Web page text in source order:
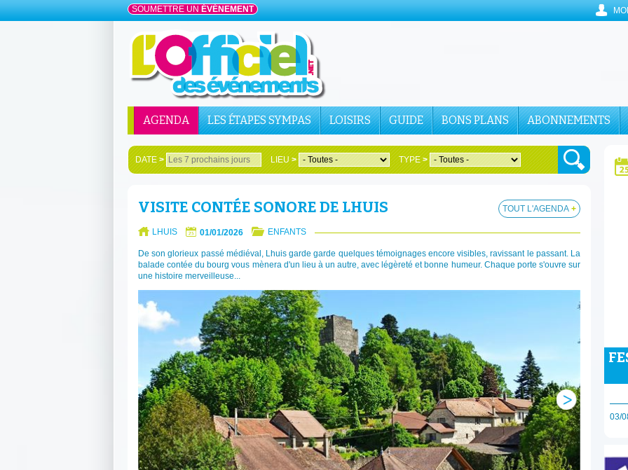
SOUMETTRE UN ÉVÉNEMENT
AGENDA LES ÉTAPES SYMPAS LOISIRS GUIDE BONS PLANS ABONNEMENTS
DATE> LIEU> TYPE>
VISITE CONTÉE SONORE DE LHUIS TOUT L'AGENDA +
LHUIS 01/01/2026 ENFANTS
De son glorieux passé médiéval, Lhuis garde garde quelques témoignages encore visibles, ravissant le passant. La
balade contée du bourg vous mènera d'un lieu à un autre, avec légèreté et bonne humeur. Chaque porte s'ouvre sur
une histoire merveilleuse...
03/